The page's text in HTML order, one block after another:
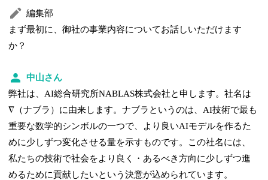
編集部
まず最初に、御社の事業内容についてお話しいただけます
か？
中山さん
弊社は、AI総合研究所NABLAS株式会社と申します。社名は
∇（ナブラ）に由来します。ナブラというのは、AI技術で最も
重要な数学的シンボルの一つで、より良いAIモデルを作るた
めに少しずつ変化させる量を示すものです。この社名には、
私たちの技術で社会をより良く・あるべき方向に少しずつ進
めるために貢献したいという決意が込められています。